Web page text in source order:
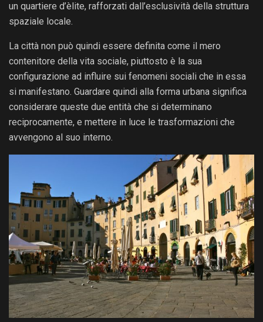
un quartiere d’èlite, rafforzati dall’esclusività della struttura
spaziale locale.
La città non può quindi essere definita come il mero
contenitore della vita sociale, piuttosto è la sua
configurazione ad influire sui fenomeni sociali che in essa
si manifestano. Guardare quindi alla forma urbana significa
considerare queste due entità che si determinano
reciprocamente, e mettere in luce le trasformazioni che
avvengono al suo interno.